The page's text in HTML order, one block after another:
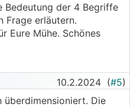
Bedeutung der 4 Begriffe
Frage erläutern.
Eure Mühe. Schönes
10.2.2024 (#5)
überdimensioniert. Die